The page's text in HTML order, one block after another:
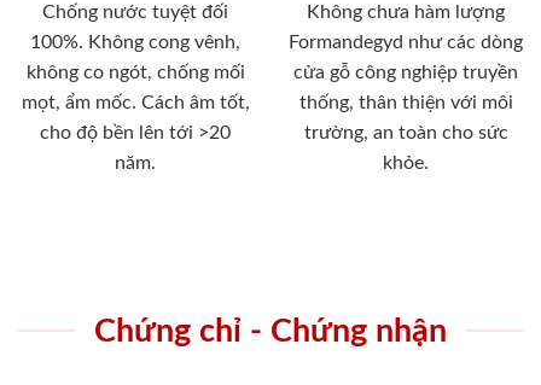
Chống nước tuyệt đối
100%. Không cong vênh,
không co ngót, chống mối
mọt, ẩm mốc. Cách âm tốt,
cho độ bền lên tới >20
năm.
Không chưa hàm lượng
Formandegyd như các dòng
cửa gỗ công nghiệp truyền
thống, thân thiện với môi
trường, an toàn cho sức
khỏe.
Chứng chỉ - Chứng nhận